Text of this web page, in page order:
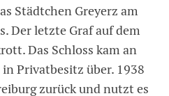
Städtchen Greyerz am
Der letzte Graf auf dem
Das Schloss kam an
Privatbesitz über. 1938
zurück und nutzt es